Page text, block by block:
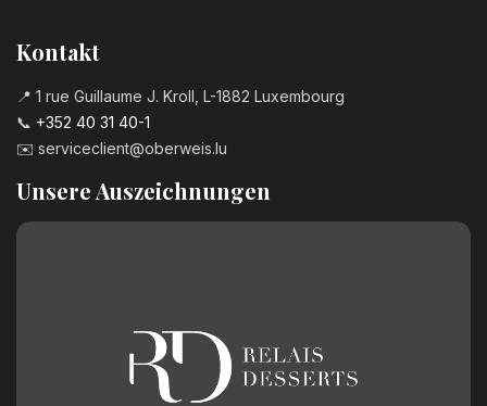
Kontakt
📍 1 rue Guillaume J. Kroll, L-1882 Luxembourg
📞 +352 40 31 40-1
✉️ serviceclient@oberweis.lu
Unsere Auszeichnungen